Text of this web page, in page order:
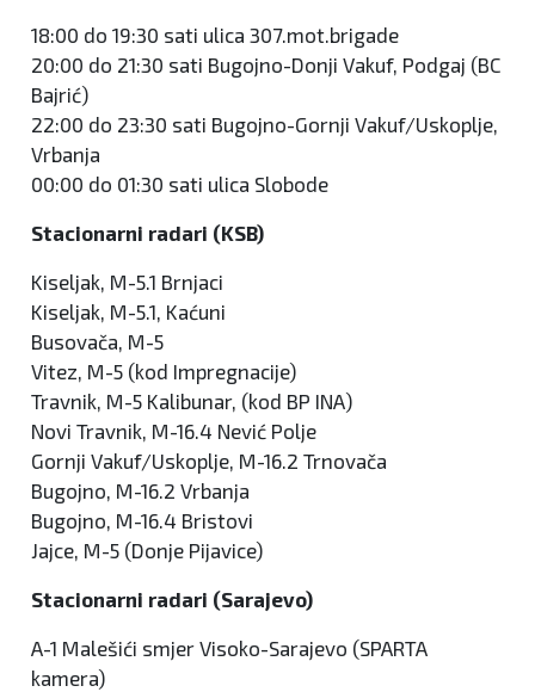
18:00 do 19:30 sati ulica 307.mot.brigade
20:00 do 21:30 sati Bugojno-Donji Vakuf, Podgaj (BC
Bajrić)
22:00 do 23:30 sati Bugojno-Gornji Vakuf/Uskoplje,
Vrbanja
00:00 do 01:30 sati ulica Slobode
Stacionarni radari (KSB)
Kiseljak, M-5.1 Brnjaci
Kiseljak, M-5.1, Kaćuni
Busovača, M-5
Vitez, M-5 (kod Impregnacije)
Travnik, M-5 Kalibunar, (kod BP INA)
Novi Travnik, M-16.4 Nević Polje
Gornji Vakuf/Uskoplje, M-16.2 Trnovača
Bugojno, M-16.2 Vrbanja
Bugojno, M-16.4 Bristovi
Jajce, M-5 (Donje Pijavice)
Stacionarni radari (Sarajevo)
A-1 Malešići smjer Visoko-Sarajevo (SPARTA
kamera)